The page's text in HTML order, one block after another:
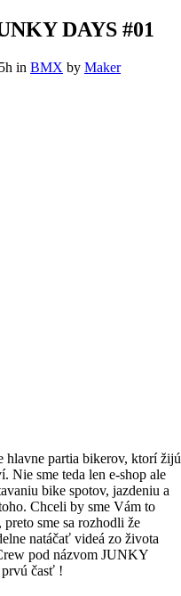
DAYS #01
in BMX by Maker
partia bikerov, ktorí žijú
Nie sme teda len e-shop ale
bike spotov, jazdeniu a
Chceli by sme Vám to
sme sa rozhodli že
natáčať videá zo života
pod názvom JUNKY
časť !